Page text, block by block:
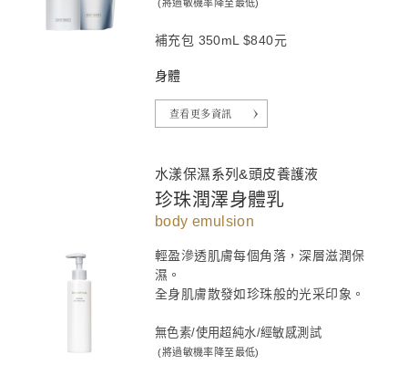
(將過敏機率降至最低)
補充包 350mL $840元
身體
查看更多資訊
水漾保濕系列&頭皮養護液
珍珠潤澤身體乳
body emulsion
輕盈滲透肌膚每個角落，深層滋潤保
濕。
全身肌膚散發如珍珠般的光采印象。
無色素/使用超純水/經敏感測試
(將過敏機率降至最低)